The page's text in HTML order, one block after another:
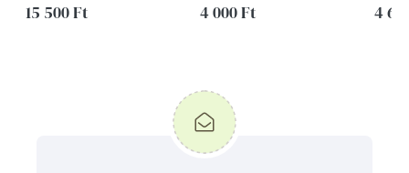
15 500 Ft 4 000 Ft 4